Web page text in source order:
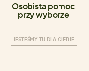
Osobista pomoc
przy wyborze
JESTEŚMY TU DLA CIEBIE